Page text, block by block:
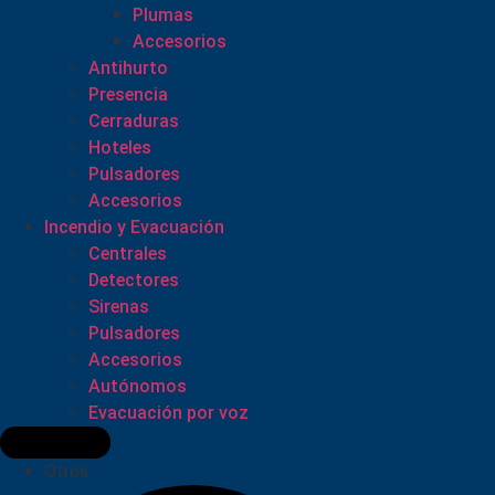
Plumas
Accesorios
Antihurto
Presencia
Cerraduras
Hoteles
Pulsadores
Accesorios
Incendio y Evacuación
Centrales
Detectores
Sirenas
Pulsadores
Accesorios
Autónomos
Evacuación por voz
Otros